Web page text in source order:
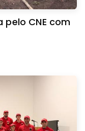
CNE com